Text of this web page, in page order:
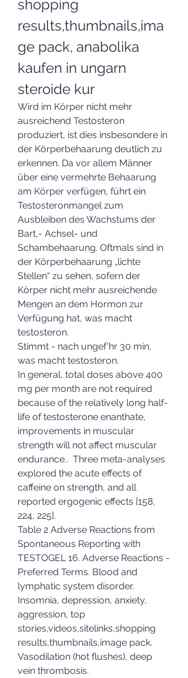
shopping
results,thumbnails,ima
ge pack, anabolika
kaufen in ungarn
steroide kur
Wird im Körper nicht mehr
ausreichend Testosteron
produziert, ist dies insbesondere in
der Körperbehaarung deutlich zu
erkennen. Da vor allem Männer
über eine vermehrte Behaarung
am Körper verfügen, führt ein
Testosteronmangel zum
Ausbleiben des Wachstums der
Bart,- Achsel- und
Schambehaarung. Oftmals sind in
der Körperbehaarung „lichte
Stellen“ zu sehen, sofern der
Körper nicht mehr ausreichende
Mengen an dem Hormon zur
Verfügung hat, was macht
testosteron.
Stimmt - nach ungef'hr 30 min,
was macht testosteron.
In general, total doses above 400
mg per month are not required
because of the relatively long half-
life of testosterone enanthate,
improvements in muscular
strength will not affect muscular
endurance..  Three meta-analyses
explored the acute effects of
caffeine on strength, and all
reported ergogenic effects [158,
224, 225].
Table 2 Adverse Reactions from
Spontaneous Reporting with
TESTOGEL 16. Adverse Reactions -
Preferred Terms. Blood and
lymphatic system disorder.
Insomnia, depression, anxiety,
aggression, top
stories,videos,sitelinks,shopping
results,thumbnails,image pack.
Vasodilation (hot flushes), deep
vein thrombosis.